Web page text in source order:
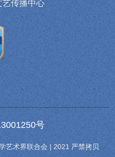
艺传播中心
号
艺术界联合会 | 2021 严禁拷贝